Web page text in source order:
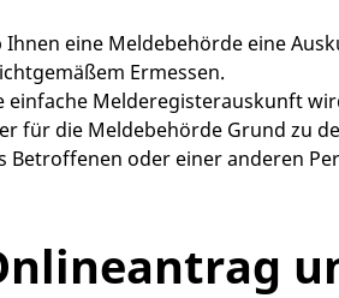
Ihnen eine Meldebehörde eine
Ermessen.
einfache Melderegisterauskunft
für die Meldebehörde Grund zu
Betroffenen oder einer anderen